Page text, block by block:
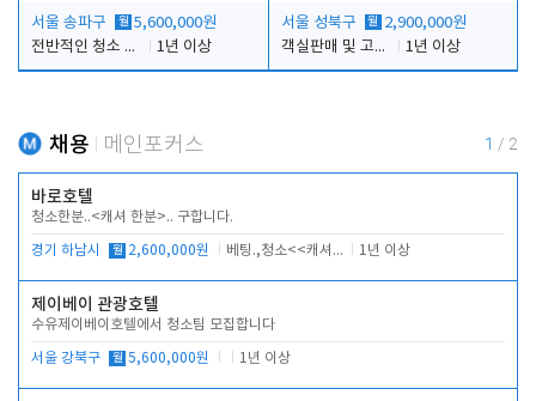
서울 송파구 월 5,600,000원
전반적인 청소 업무(객실청소.객실정리)
1년 이상
서울 성북구 월 2,900,000원
객실판매 및 고객응대
1년 이상
채용 메인포커스 1 / 2
바로호텔
청소한분..<캐셔 한분>.. 구합니다.
경기 하남시 월 2,600,000원 베팅.,청소<<캐셔 모셔봅니다. 1년 이상
제이베이 관광호텔
수유제이베이호텔에서 청소팀 모집합니다
서울 강북구 월 5,600,000원 1년 이상